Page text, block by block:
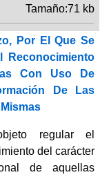
Tamaño:71 kb
Por El Que Se
Reconocimiento
Con Uso De
De Las
regular el
del carácter
de aquellas